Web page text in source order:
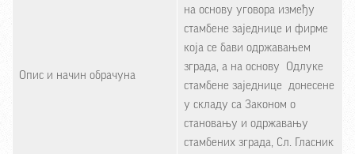
Опис и начин обрачуна
на основу уговора између
стамбене заједнице и фирме
која се бави одржавањем
зграда, а на основу Одлуке
стамбене заједнице донесене
у складу са Законом о
становању и одржавању
стамбених зграда, Сл. Гласник